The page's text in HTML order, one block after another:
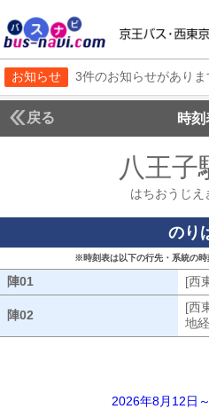
お知らせ 3件のお知らせがありま
戻る 時刻
八王子
はちおうじえ
のり
※時刻表は以下の行先・系統の
陣01 [西
陣02
[西
地
2026年8月12日